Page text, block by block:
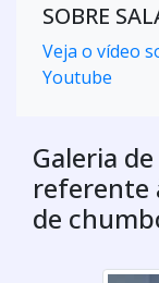
SOBRE
Veja o vídeo
Youtube
Galeria
referente
de